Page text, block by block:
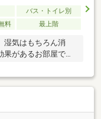
バス・トイレ別
料 最上階
湿気はもちろん消
果があるお部屋で